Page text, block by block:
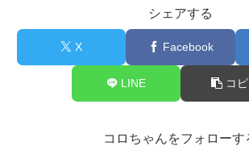
シェアする
X Facebook
LINE コ
コロちゃんをフォローす